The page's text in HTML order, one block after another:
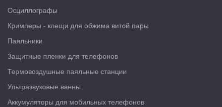
Осциллографы
Кримперы - клещи для обжима витой пары
Паяльники
Защитные пленки для телефонов
Термовоздушные паяльные станции
Ультразвуковые ванны
Аккумуляторы для мобильных телефонов